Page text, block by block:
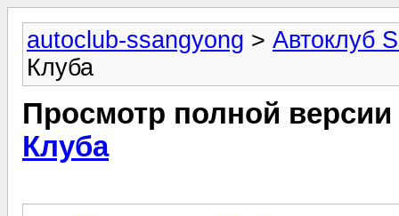
autoclub-ssangyong > Автоклуб
Клуба
Просмотр полной
Клуба